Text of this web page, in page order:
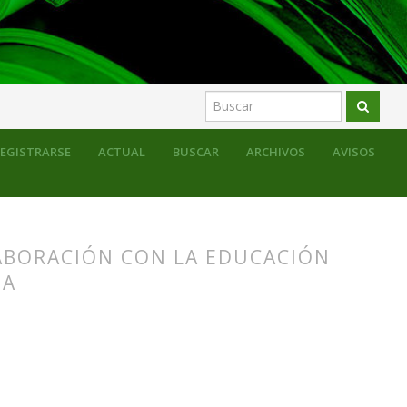
ACTUAL BUSCAR ARCHIVOS AVISOS
para la educación formal Monográfico
CON LA EDUCACIÓN